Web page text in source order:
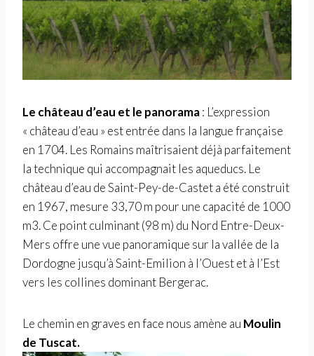
Le château d’eau et le panorama: L’expression
« château d’eau » est entrée dans la langue française
en 1704. Les Romains maîtrisaient déjà parfaitement
la technique qui accompagnait les aqueducs. Le
château d’eau de Saint-Pey-de-Castet a été construit
en 1967, mesure 33,70 m pour une capacité de 1000
m3. Ce point culminant (98 m) du Nord Entre-Deux-
Mers offre une vue panoramique sur la vallée de la
Dordogne jusqu’à Saint-Emilion à l’Ouest et à l’Est
vers les collines dominant Bergerac.
Le chemin en graves en face nous amène au Moulin
de Tuscat.